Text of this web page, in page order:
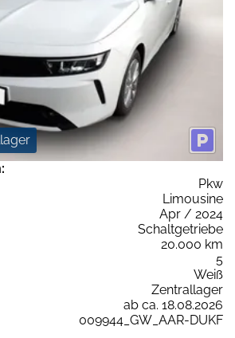
Pkw
Limousine
Apr / 2024
Schaltgetriebe
20.000 km
5
Weiß
Zentrallager
ab ca. 18.08.2026
009944_GW_AAR-DUKF